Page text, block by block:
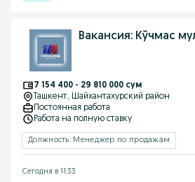
Вакансия: Кўчмас
7 154 400 - 29 810 000 сум
Ташкент, Шайхантахурский район
Постоянная работа
Работа на полную ставку
Должность: Менеджер по продажам
Сегодня в 11:33